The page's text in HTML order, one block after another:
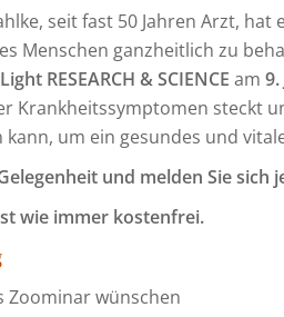
seit fast 50 Jahren Arzt,
Menschen ganzheitlich zu
RESEARCH & SCIENCE am
Krankheitssymptomen steckt
um ein gesundes und
und melden Sie sich
wie immer kostenfrei.
Zoominar wünschen